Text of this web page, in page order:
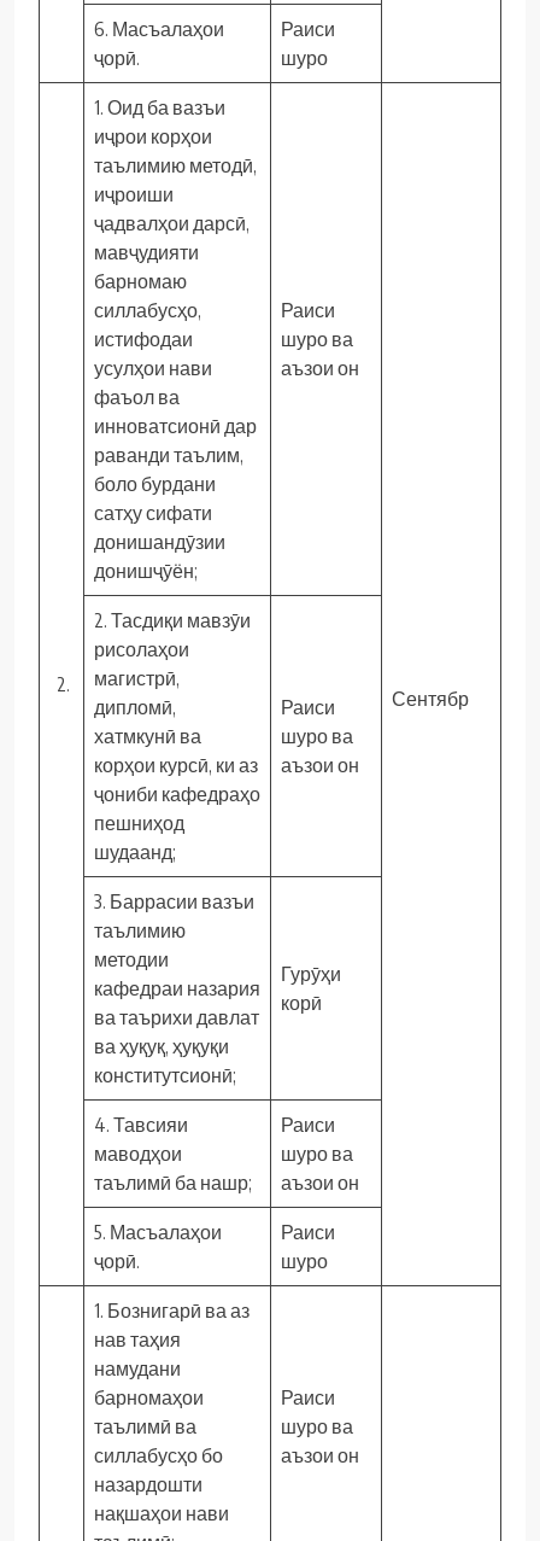
6. Масъалаҳои
ҷорӣ.
Раиси
шуро
2.
1. Оид ба вазъи
иҷрои корҳои
таълимию методӣ,
иҷроиши
ҷадвалҳои дарсӣ,
мавҷудияти
барномаю
силлабусҳо,
истифодаи
усулҳои нави
фаъол ва
инноватсионӣ дар
раванди таълим,
боло бурдани
сатҳу сифати
донишандӯзии
донишҷӯён;
Раиси
шуро ва
аъзои он
Сентябр
2. Тасдиқи мавзӯи
рисолаҳои
магистрӣ,
дипломӣ,
хатмкунӣ ва
корҳои курсӣ, ки аз
ҷониби кафедраҳо
пешниҳод
шудаанд;
Раиси
шуро ва
аъзои он
3. Баррасии вазъи
таълимию
методии
кафедраи назария
ва таърихи давлат
ва ҳуқуқ, ҳуқуқи
конститутсионӣ;
Гурӯҳи
корӣ
4. Тавсияи
маводҳои
таълимӣ ба нашр;
Раиси
шуро ва
аъзои он
5. Масъалаҳои
ҷорӣ.
Раиси
шуро
1. Бознигарӣ ва аз
нав таҳия
намудани
барномаҳои
таълимӣ ва
силлабусҳо бо
назардошти
нақшаҳои нави
Раиси
шуро ва
аъзои он